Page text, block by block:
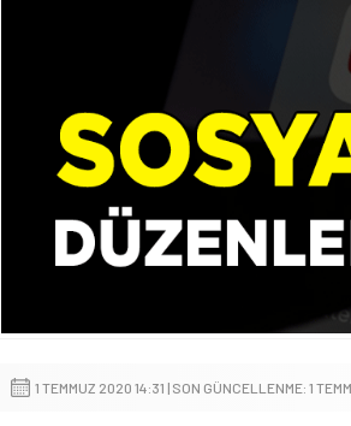
1 TEMMUZ 2020 14:31 | SON GÜNCELLENME: 1